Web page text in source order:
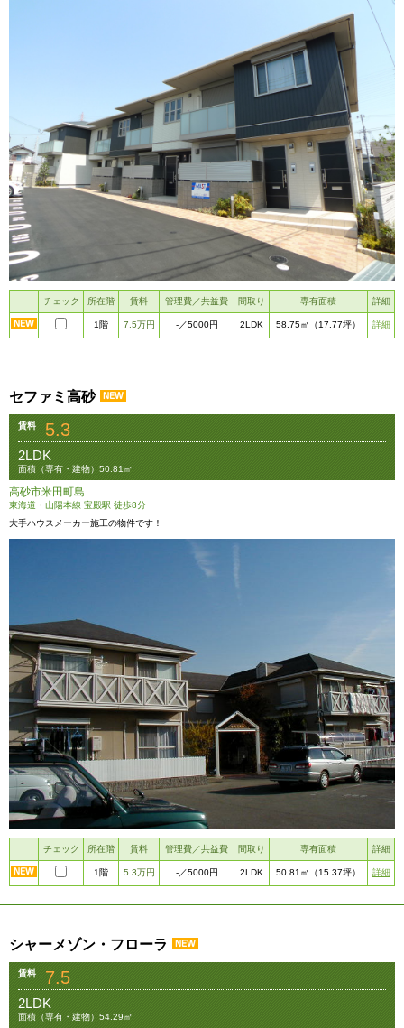
チェック 所在階 賃料 管理費／共益費 間取り 専有面積 詳細
1階 7.5万円 -／5000円 2LDK 58.75㎡ （17.77坪） 詳細
セファミ高砂
賃料 5.3
2LDK
面積（専有・建物）50.81㎡
高砂市米田町島
東海道・山陽本線 宝殿駅 徒歩8分
大手ハウスメーカー施工の物件です！
チェック 所在階 賃料 管理費／共益費 間取り 専有面積 詳細
1階 5.3万円 -／5000円 2LDK 50.81㎡ （15.37坪） 詳細
シャーメゾン・フローラ
賃料 7.5
2LDK
面積（専有・建物）54.29㎡